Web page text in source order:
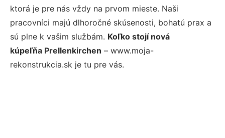
ktorá je pre nás vždy na prvom mieste. Naši
pracovníci majú dlhoročné skúsenosti, bohatú prax a
sú plne k vašim službám. Koľko stojí nová
kúpeľňa Prellenkirchen – www.moja-
rekonstrukcia.sk je tu pre vás.